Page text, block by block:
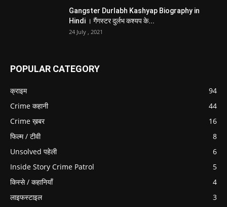
Gangster Durlabh Kashyap Biography in
Hindi । गैंगस्टर दुर्लभ कश्यप के...
24 July , 2021
POPULAR CATEGORY
क्राइम
94
Crime कहानी
44
Crime ख़बर
16
फिल्म / टीवी
8
Unsolved पहेली
6
Inside Story Crime Patrol
5
किस्से / कहानियाँ
4
लाइफस्टाइल
3